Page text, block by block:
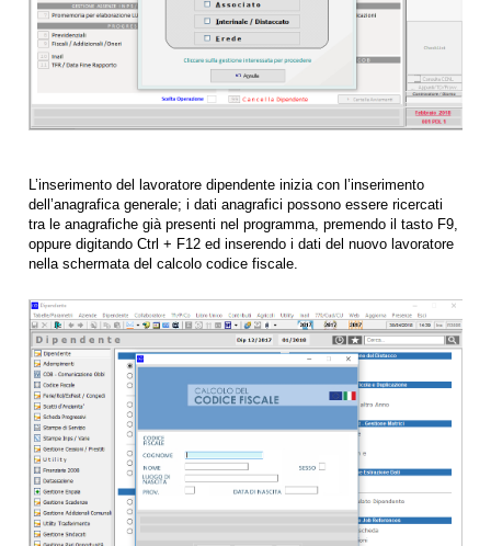
L’inserimento del lavoratore dipendente inizia con l’inserimento
dell’anagrafica generale; i dati anagrafici possono essere ricercati
tra le anagrafiche già presenti nel programma, premendo il tasto F9,
oppure digitando Ctrl + F12 ed inserendo i dati del nuovo lavoratore
nella schermata del calcolo codice fiscale.